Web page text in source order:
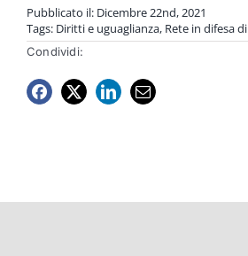
Pubblicato il: Dicembre 22nd, 2021
Tags: Diritti e uguaglianza, Rete in difesa di
Condividi: